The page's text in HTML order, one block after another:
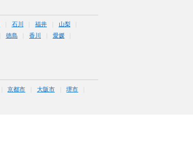
石川 福井
山梨
徳島 香川
愛媛
京都市 大阪市
堺市